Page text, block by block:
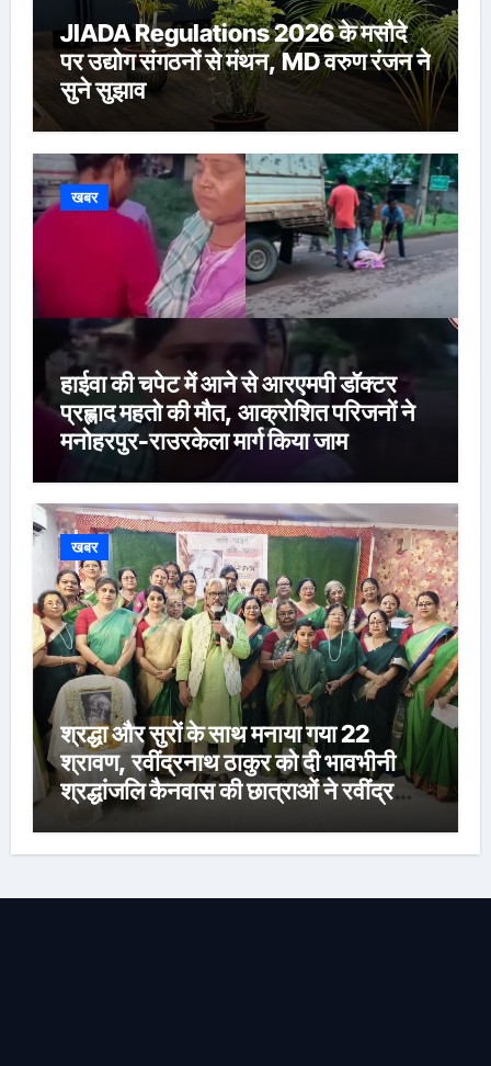
JIADA Regulations 2026 के मसौदे
पर उद्योग संगठनों से मंथन, MD वरुण रंजन ने
सुने सुझाव
खबर
हाईवा की चपेट में आने से आरएमपी डॉक्टर
प्रह्लाद महतो की मौत, आक्रोशित परिजनों ने
मनोहरपुर-राउरकेला मार्ग किया जाम
खबर
श्रद्धा और सुरों के साथ मनाया गया 22
श्रावण, रवींद्रनाथ ठाकुर को दी भावभीनी
श्रद्धांजलि कैनवास की छात्राओं ने रवींद्र
बांधा समां